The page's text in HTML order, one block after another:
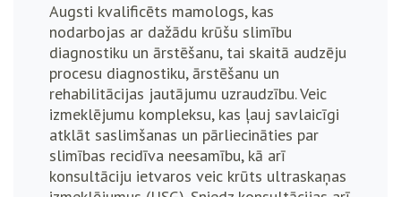
Augsti kvalificēts mamologs, kas
nodarbojas ar dažādu krūšu slimību
diagnostiku un ārstēšanu, tai skaitā audzēju
procesu diagnostiku, ārstēšanu un
rehabilitācijas jautājumu uzraudzību. Veic
izmeklējumu kompleksu, kas ļauj savlaicīgi
atklāt saslimšanas un pārliecināties par
slimības recidīva neesamību, kā arī
konsultāciju ietvaros veic krūts ultraskaņas